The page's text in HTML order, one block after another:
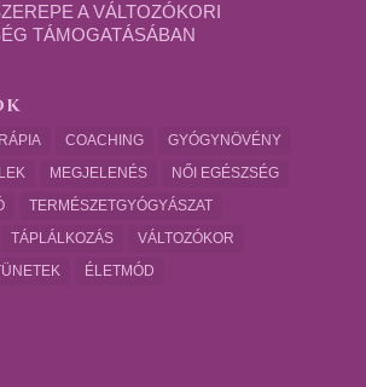
A VÁLTOZÓKORI
TÁMOGATÁSÁBAN
COACHING
GYÓGYNÖVÉNY
MEGJELENÉS
NŐI EGÉSZSÉG
TERMÉSZETGYÓGYÁSZAT
TÁPLÁLKOZÁS
VÁLTOZÓKOR
ÉLETMÓD